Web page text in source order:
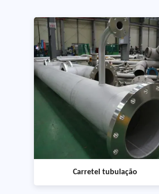
Carretel tubulação